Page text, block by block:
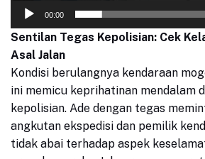
00:00
Sentilan Tegas Kepolisian: Cek
Asal Jalan
Kondisi berulangnya kendaraan
ini memicu keprihatinan mendalam
kepolisian. Ade dengan tegas
angkutan ekspedisi dan pemilik
tidak abai terhadap aspek